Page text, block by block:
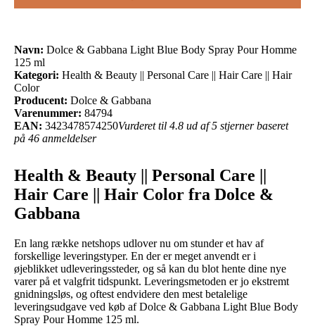
Navn: Dolce & Gabbana Light Blue Body Spray Pour Homme
125 ml
Kategori: Health & Beauty || Personal Care || Hair Care || Hair
Color
Producent: Dolce & Gabbana
Varenummer: 84794
EAN: 3423478574250Vurderet til 4.8 ud af 5 stjerner baseret
på 46 anmeldelser
Health & Beauty || Personal Care ||
Hair Care || Hair Color fra Dolce &
Gabbana
En lang række netshops udlover nu om stunder et hav af
forskellige leveringstyper. En der er meget anvendt er i
øjeblikket udleveringssteder, og så kan du blot hente dine nye
varer på et valgfrit tidspunkt. Leveringsmetoden er jo ekstremt
gnidningsløs, og oftest endvidere den mest betalelige
leveringsudgave ved køb af Dolce & Gabbana Light Blue Body
Spray Pour Homme 125 ml.